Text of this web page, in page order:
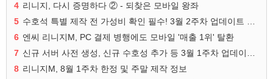
4 리니지, 다시 증명하다 ② - 되찾은 모바일 왕좌
5
수호석 특별 제작 전 가성비 확인 필수! 3월 2주차 업데이트 이슈
6 엔씨 리니지M, PC 결제 병행에도 모바일 '매출 1위' 탈환
7
신규 서버 사전 생성, 신규 수호성 추가 등 3월 1주차 업데이트 이슈
8 리니지M, 8월 1주차 한정 및 주말 제작 정보